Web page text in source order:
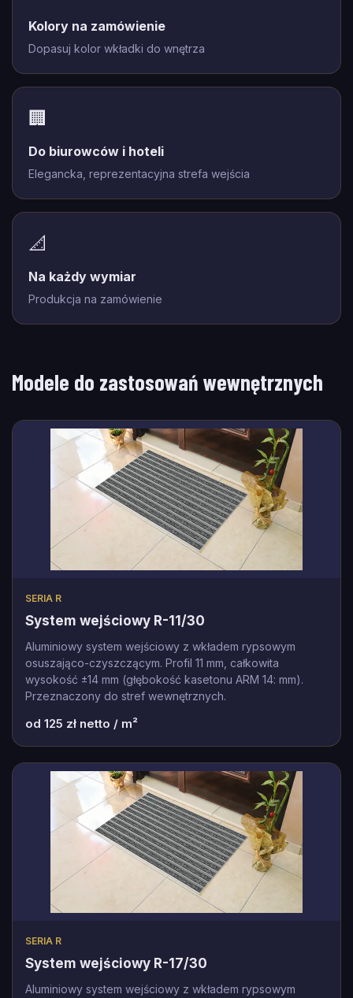
Kolory na zamówienie
Dopasuj kolor wkładki do wnętrza
🏢
Do biurowców i hoteli
Elegancka, reprezentacyjna strefa wejścia
📐
Na każdy wymiar
Produkcja na zamówienie
Modele do zastosowań wewnętrznych
SERIA R
System wejściowy R-11/30
Aluminiowy system wejściowy z wkładem rypsowym
osuszająco-czyszczącym. Profil 11 mm, całkowita
wysokość ±14 mm (głębokość kasetonu ARM 14: mm).
Przeznaczony do stref wewnętrznych.
od 125 zł netto / m²
SERIA R
System wejściowy R-17/30
Aluminiowy system wejściowy z wkładem rypsowym